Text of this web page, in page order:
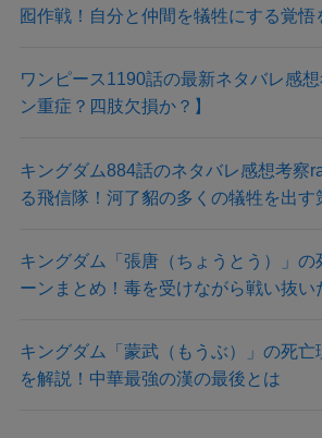
囮作戦！自分と仲間を犠牲にする覚悟
ワンピース1190話の最新ネタバレ感
ン重症？四肢欠損か？】
キングダム884話のネタバレ感想考察
る飛信隊！河了貂の多くの犠牲を出す
キングダム「張唐（ちょうとう）」の
ーンまとめ！毒を受けながら戦い抜い
キングダム「蒙武（もうぶ）」の死亡
を解説！中華最強の漢の最後とは